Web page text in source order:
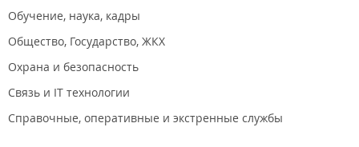
Обучение, наука, кадры
Общество, Государство, ЖКХ
Охрана и безопасность
Связь и IT технологии
Справочные, оперативные и экстренные службы